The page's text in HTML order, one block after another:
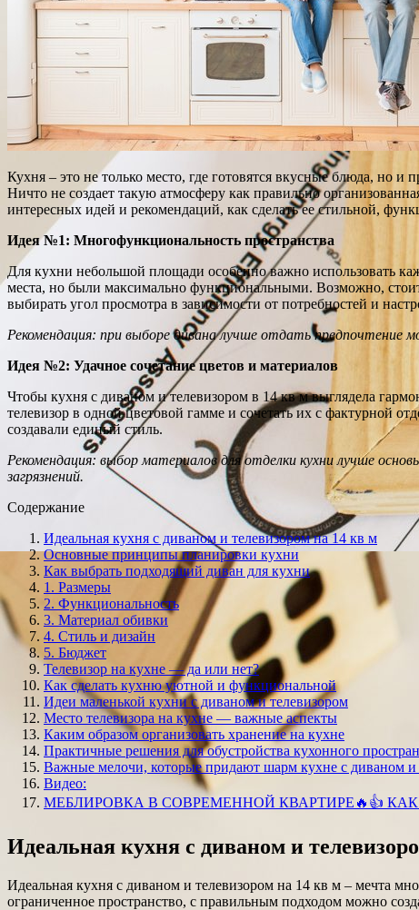
Кухня – это не только место, где готовятся вкусные блюда, но
Ничто не создает такую атмосферу как правильно
интересных идей и рекомендаций, как сделать ее стильной,
Идея №1: Многофункциональность пространства
Для кухни небольшой площади особенно важно использовать
места, но были максимально функциональными. Возможно,
выбирать угол просмотра в зависимости от потребностей и
Рекомендация: при выборе дивана лучше отдать предпочтение
Идея №2: Удачное сочетание цветов и материалов
Чтобы кухня с диваном и телевизором в 14 кв м выглядела
телевизор в одной цветовой гамме и сочетать их с фактурной
создавали единый стиль.
Рекомендация: выбор материалов для отделки кухни лучше
загрязнений.
Содержание
Идеальная кухня с диваном и телевизором на 14 кв м
Основные принципы планировки кухни
Как выбрать подходящий диван для кухни
1. Размеры
2. Функциональность
3. Материал обивки
4. Стиль и дизайн
5. Бюджет
Телевизор на кухне — да или нет?
Как сделать кухню уютной и функциональной
Идеи маленькой кухни с диваном и телевизором
Место телевизора на кухне — важные аспекты
Каким образом организовать хранение на кухне
Практичные решения для обустройства кухонного
Важные мелочи, которые придают шарм кухне с диваном и
Видео:
МЕБЛИРОВКА В СОВРЕМЕННОЙ КВАРТИРЕ🔥👍
Идеальная кухня с диваном и
Идеальная кухня с диваном и телевизором на 14 кв м – мечта
ограниченное пространство, с правильным подходом можно